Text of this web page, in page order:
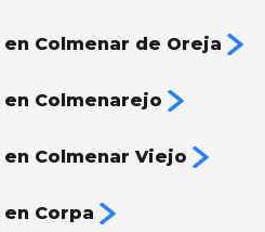
Colmenar de Oreja
Colmenarejo
Colmenar Viejo
Corpa